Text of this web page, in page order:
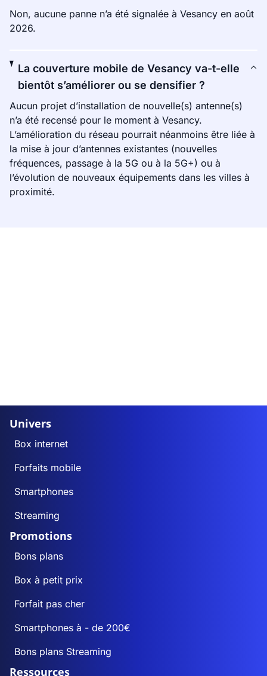
Non, aucune panne n’a été signalée à Vesancy en août
2026.
La couverture mobile de Vesancy va-t-elle
bientôt s’améliorer ou se densifier ?
Aucun projet d’installation de nouvelle(s) antenne(s)
n’a été recensé pour le moment à Vesancy.
L’amélioration du réseau pourrait néanmoins être liée à
la mise à jour d’antennes existantes (nouvelles
fréquences, passage à la 5G ou à la 5G+) ou à
l’évolution de nouveaux équipements dans les villes à
proximité.
Univers
Box internet
Forfaits mobile
Smartphones
Streaming
Promotions
Bons plans
Box à petit prix
Forfait pas cher
Smartphones à - de 200€
Bons plans Streaming
Ressources